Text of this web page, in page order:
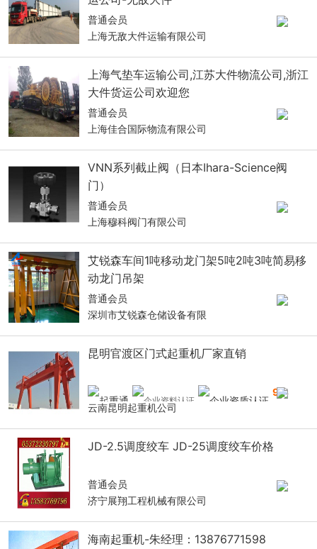
普通会员
上海无敌大件运输有限公司
上海气垫车运输公司,江苏大件物流公司,浙江
大件货运公司欢迎您
普通会员
上海佳合国际物流有限公司
VNN系列截止阀（日本Ihara-Science阀
门）
普通会员
上海穆科阀门有限公司
艾锐森车间1吨移动龙门架5吨2吨3吨简易移
动龙门吊架
普通会员
深圳市艾锐森仓储设备有限
昆明官渡区门式起重机厂家直销
9年
云南昆明起重机公司
JD-2.5调度绞车 JD-25调度绞车价格
普通会员
济宁展翔工程机械有限公司
海南起重机-朱经理：13876771598